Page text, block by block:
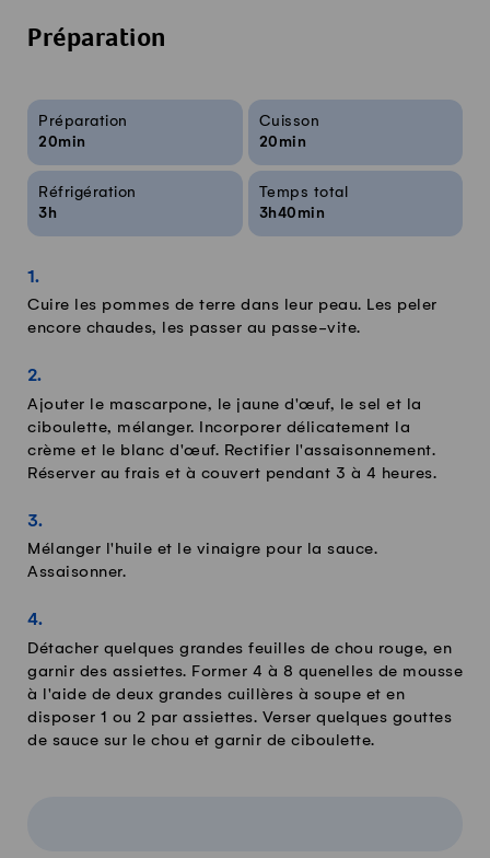
Préparation
Infos sur la recette
Préparation
20min
Cuisson
20min
Réfrigération
3h
Temps total
3h40min
Cuire les pommes de terre dans leur peau. Les peler
encore chaudes, les passer au passe-vite.
Ajouter le mascarpone, le jaune d'œuf, le sel et la
ciboulette, mélanger. Incorporer délicatement la
crème et le blanc d'œuf. Rectifier l'assaisonnement.
Réserver au frais et à couvert pendant 3 à 4 heures.
Mélanger l'huile et le vinaigre pour la sauce.
Assaisonner.
Détacher quelques grandes feuilles de chou rouge, en
garnir des assiettes. Former 4 à 8 quenelles de mousse
à l'aide de deux grandes cuillères à soupe et en
disposer 1 ou 2 par assiettes. Verser quelques gouttes
de sauce sur le chou et garnir de ciboulette.